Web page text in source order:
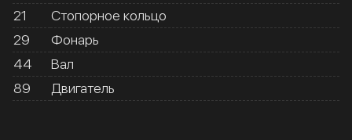
21
Стопорное кольцо
29
Фонарь
44
Вал
89
Двигатель